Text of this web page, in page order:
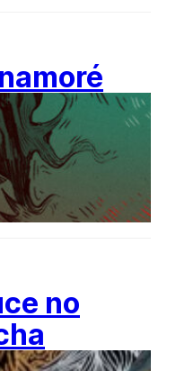
no